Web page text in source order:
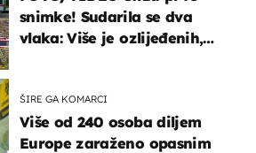
snimke! Sudarila se dva
vlaka: Više je ozlijeđenih,
ŠIRE GA KOMARCI
Više od 240 osoba diljem
Europe zaraženo opasnim